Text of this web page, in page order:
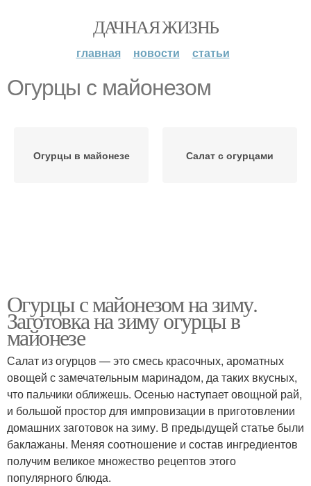
ДАЧНАЯ ЖИЗНЬ
главная новости статьи
Огурцы с майонезом
Огурцы в майонезе Салат с огурцами
Огурцы с майонезом на зиму.
Заготовка на зиму огурцы в
майонезе
Салат из огурцов — это смесь красочных, ароматных
овощей с замечательным маринадом, да таких вкусных,
что пальчики оближешь. Осенью наступает овощной рай,
и большой простор для импровизации в приготовлении
домашних заготовок на зиму. В предыдущей статье были
баклажаны. Меняя соотношение и состав ингредиентов
получим великое множество рецептов этого
популярного блюда.